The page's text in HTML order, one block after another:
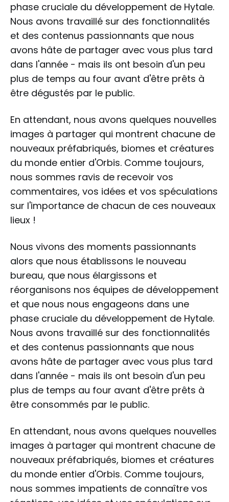
phase cruciale du développement de Hytale.
Nous avons travaillé sur des fonctionnalités
et des contenus passionnants que nous
avons hâte de partager avec vous plus tard
dans l'année - mais ils ont besoin d'un peu
plus de temps au four avant d'être prêts à
être dégustés par le public.
En attendant, nous avons quelques nouvelles
images à partager qui montrent chacune de
nouveaux préfabriqués, biomes et créatures
du monde entier d'Orbis. Comme toujours,
nous sommes ravis de recevoir vos
commentaires, vos idées et vos spéculations
sur l'importance de chacun de ces nouveaux
lieux !
Nous vivons des moments passionnants
alors que nous établissons le nouveau
bureau, que nous élargissons et
réorganisons nos équipes de développement
et que nous nous engageons dans une
phase cruciale du développement de Hytale.
Nous avons travaillé sur des fonctionnalités
et des contenus passionnants que nous
avons hâte de partager avec vous plus tard
dans l'année - mais ils ont besoin d'un peu
plus de temps au four avant d'être prêts à
être consommés par le public.
En attendant, nous avons quelques nouvelles
images à partager qui montrent chacune de
nouveaux préfabriqués, biomes et créatures
du monde entier d'Orbis. Comme toujours,
nous sommes impatients de connaître vos